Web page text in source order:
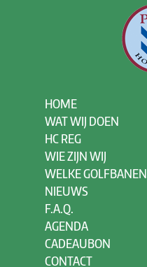
HOME
WAT WIJ DOEN
HC REG
WIE ZIJN WIJ
WELKE GOLFBANEN
NIEUWS
F.A.Q.
AGENDA
CADEAUBON
CONTACT